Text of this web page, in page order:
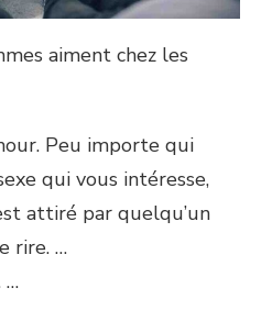
aiment chez les
Peu importe qui
qui vous intéresse,
attiré par quelqu’un
rire. …
…